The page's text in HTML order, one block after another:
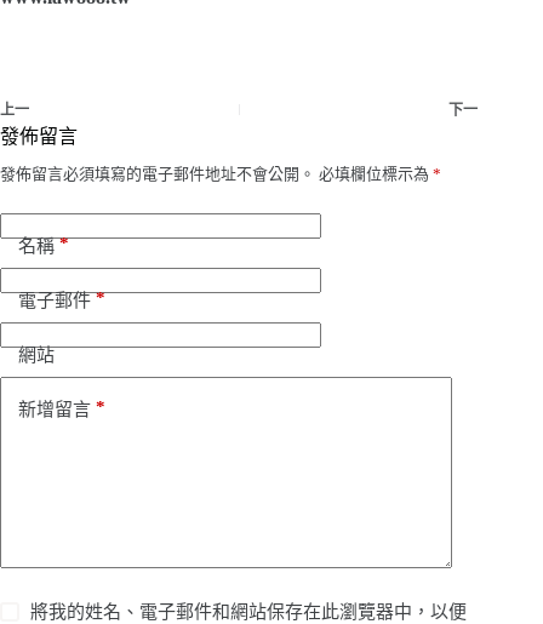
上一 下一
發佈留言
發佈留言必須填寫的電子郵件地址不會公開。 必填欄位標示為 *
名稱*
電子郵件*
網站
新增留言 *
將我的姓名、電子郵件和網站保存在此瀏覽器中，以便